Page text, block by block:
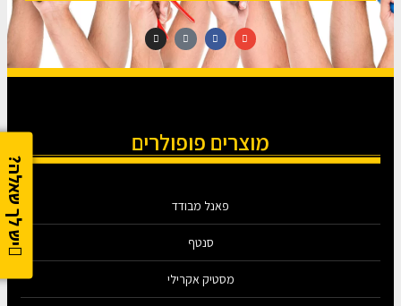
יש לך שאלה?
מוצרים פופולרים
פאנל מבודד
סנטף
מסטיק אקרילי